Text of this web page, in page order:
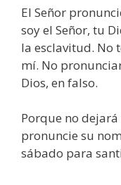
El Señor
soy el Señor, tu
la esclavitud. No
mí. No
Dios, en falso.
Porque no
pronuncie su
sábado para